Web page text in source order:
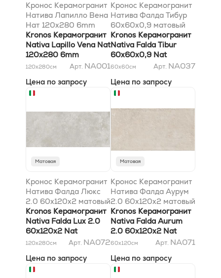
Кронос Керамогранит
Натива Лапилло Вена
Нат 120x280 6mm
Kronos Керамогранит
Nativa Lapillo Vena Nat
120x280 6mm
120x280см Арт. NA001
Цена по запросу
Кронос Керамогранит
Натива Фалда Тибур
60x60х0,9 матовый
Kronos Керамогранит
Nativa Falda Tibur
60x60х0,9 Nat
60x60см Арт. NA037
Цена по запросу
Матовая
Кронос Керамогранит
Натива Фалда Люкс
2.0 60x120х2 матовый
Kronos Керамогранит
Nativa Falda Lux 2.0
60x120х2 Nat
120x280см Арт. NA072
Цена по запросу
Матовая
Кронос Керамогранит
Натива Фалда Аурум
2.0 60x120х2 матовый
Kronos Керамогранит
Nativa Falda Aurum
2.0 60x120х2 Nat
60x120см Арт. NA071
Цена по запросу